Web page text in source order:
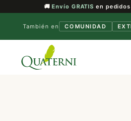
🚚Envío GRATIS en
También en COMUNIDAD
contenido